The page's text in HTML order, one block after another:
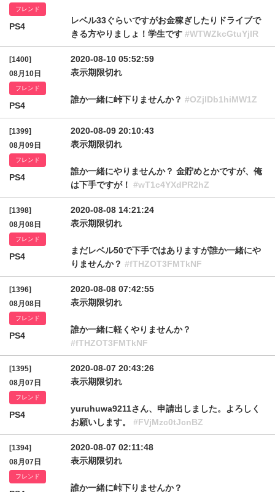
フレンド
PS4
レベル33ぐらいですがお金稼ぎしたりドライブで
きる方やりましょ！学生です #WTWZkcGtuYjlR
[1400]
08月10日
フレンド
PS4
2020-08-10 05:52:59
表示期限切れ
誰か一緒に峠下りませんか？ #OZjlDb1hiMW1Z
[1399]
08月09日
フレンド
PS4
2020-08-09 20:10:43
表示期限切れ
誰か一緒にやりませんか？ 金貯めとかですが、俺
は下手ですが！ #wT1c4YXdPR2hZ
[1398]
08月08日
フレンド
PS4
2020-08-08 14:21:24
表示期限切れ
まだレベル50で下手ではありますが誰か一緒にや
りませんか？ #fTHZOT3FMTkNF
[1396]
08月08日
フレンド
PS4
2020-08-08 07:42:55
表示期限切れ
誰か一緒に軽くやりませんか？
#fTHZOT3FMTkNF
[1395]
08月07日
フレンド
PS4
2020-08-07 20:43:26
表示期限切れ
yuruhuwa9211さん、申請出しました。よろしく
お願いします。 #FVjMzc0tJcnBZ
[1394]
08月07日
フレンド
2020-08-07 02:11:48
表示期限切れ
誰か一緒に峠下りませんか？